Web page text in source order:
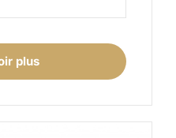
plus